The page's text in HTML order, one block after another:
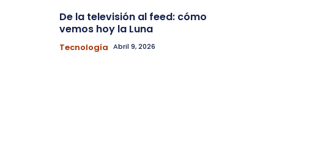
De la televisión al feed: cómo
vemos hoy la Luna
Tecnología Abril 9, 2026